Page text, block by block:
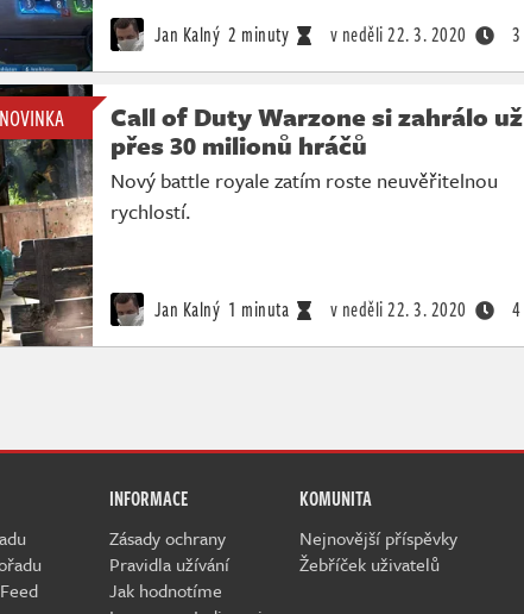
Jan Kalný 2 minuty v neděli22. 3. 2020 3
NOVINKA
Call of Duty Warzone si zahrálo už
přes 30 milionů hráčů
Nový battle royale zatím roste neuvěřitelnou
rychlostí.
Jan Kalný 1 minuta v neděli22. 3. 2020 4
INFORMACE
Zásady ochrany
Pravidla užívání
Jak hodnotíme
KOMUNITA
Nejnovější příspěvky
Žebříček uživatelů